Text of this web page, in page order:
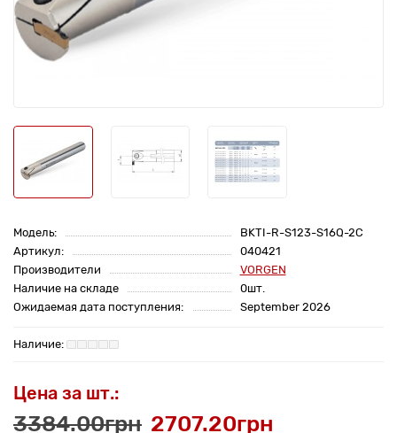
Модель:
BKTI-R-S123-S16Q-2C
Артикул:
040421
Производители
VORGEN
Наличие на складе
0шт.
Ожидаемая дата поступления:
September 2026
Цена за шт.:
3384.00грн 2707.20грн